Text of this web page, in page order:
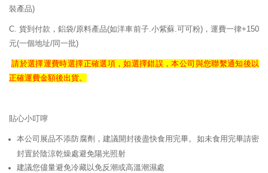
裝產品)
C. 貨到付款，鋁袋/原料產品(如洋車前子.小紫蘇.可可粉)，運費一律+150
元(一個地址/同一批)
請於選擇運費時選擇正確選項，如選擇錯誤，本公司與您聯繫通知後以
正確運費金額後出貨。
貼心小叮嚀
本公司展品不添防腐劑，建議開封後盡快食用完畢。如未食用完畢請密
封置於陰涼乾燥處避免陽光照射
建議您儘量避免冷藏以免反潮或高溫潮濕處